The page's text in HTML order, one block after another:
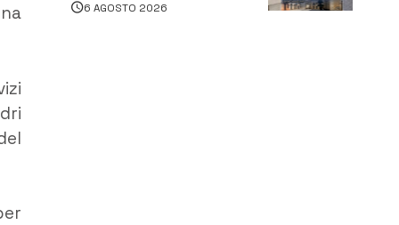
le Stelle: piazza
6 AGOSTO 2026